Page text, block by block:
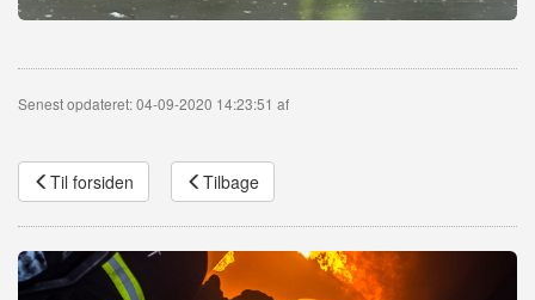
Senest opdateret: 04-09-2020 14:23:51 af
Til forsiden Tilbage